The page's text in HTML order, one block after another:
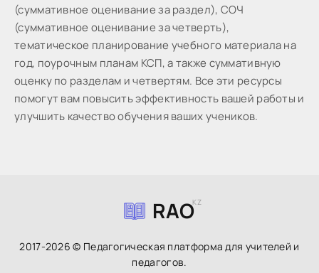
(суммативное оценивание за раздел), СОЧ
(суммативное оценивание за четверть),
тематическое планирование учебного материала на
год, поурочным планам КСП, а также суммативную
оценку по разделам и четвертям. Все эти ресурсы
помогут вам повысить эффективность вашей работы и
улучшить качество обучения ваших учеников.
RAOKZ
2017-2026 © Педагогическая платформа для учителей и
педагогов.